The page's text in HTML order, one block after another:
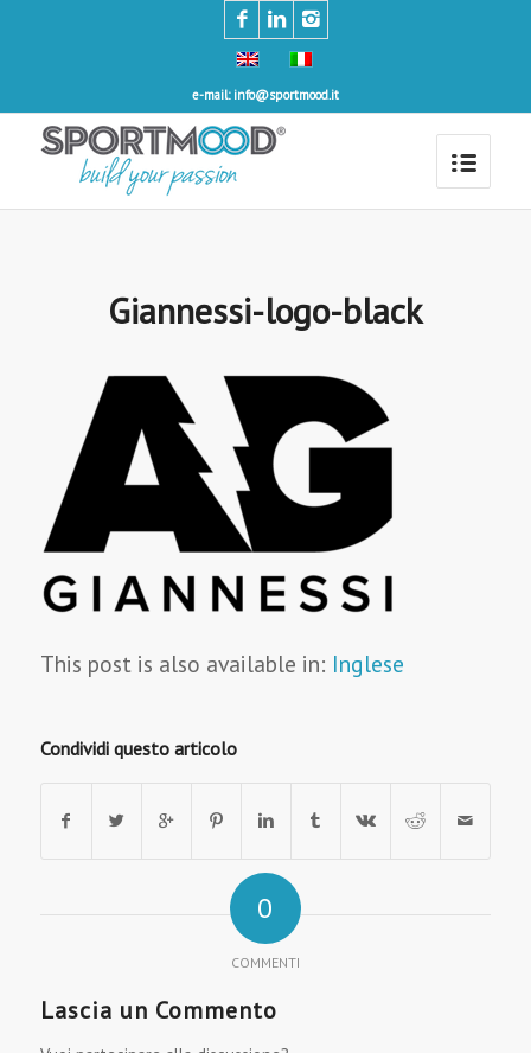
e-mail: info@sportmood.it
Giannessi-logo-black
This post is also available in: Inglese
Condividi questo articolo
0
COMMENTI
Lascia un Commento